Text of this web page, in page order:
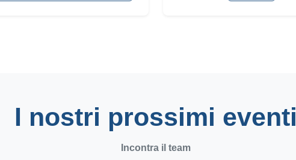
I nostri prossimi eventi
Incontra il team